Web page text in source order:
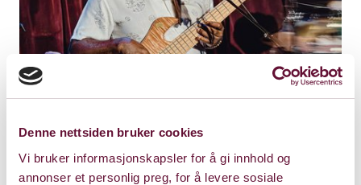
Denne nettsiden bruker cookies
Vi bruker informasjonskapsler for å gi innhold og
annonser et personlig preg, for å levere sosiale